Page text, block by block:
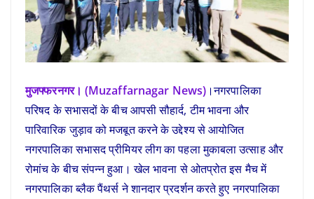
मुजफ्फरनगर। (Muzaffarnagar News) ।नगरपालिका
परिषद के सभासदों के बीच आपसी सौहार्द, टीम भावना और
पारिवारिक जुड़ाव को मजबूत करने के उद्देश्य से आयोजित
नगरपालिका सभासद प्रीमियर लीग का पहला मुकाबला उत्साह और
रोमांच के बीच संपन्न हुआ। खेल भावना से ओतप्रोत इस मैच में
नगरपालिका ब्लैक पैंथर्स ने शानदार प्रदर्शन करते हुए नगरपालिका